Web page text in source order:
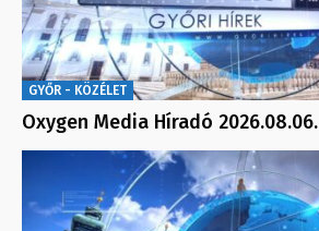
GYŐR - KÖZÉLET
Oxygen Media Híradó 2026.08.06.